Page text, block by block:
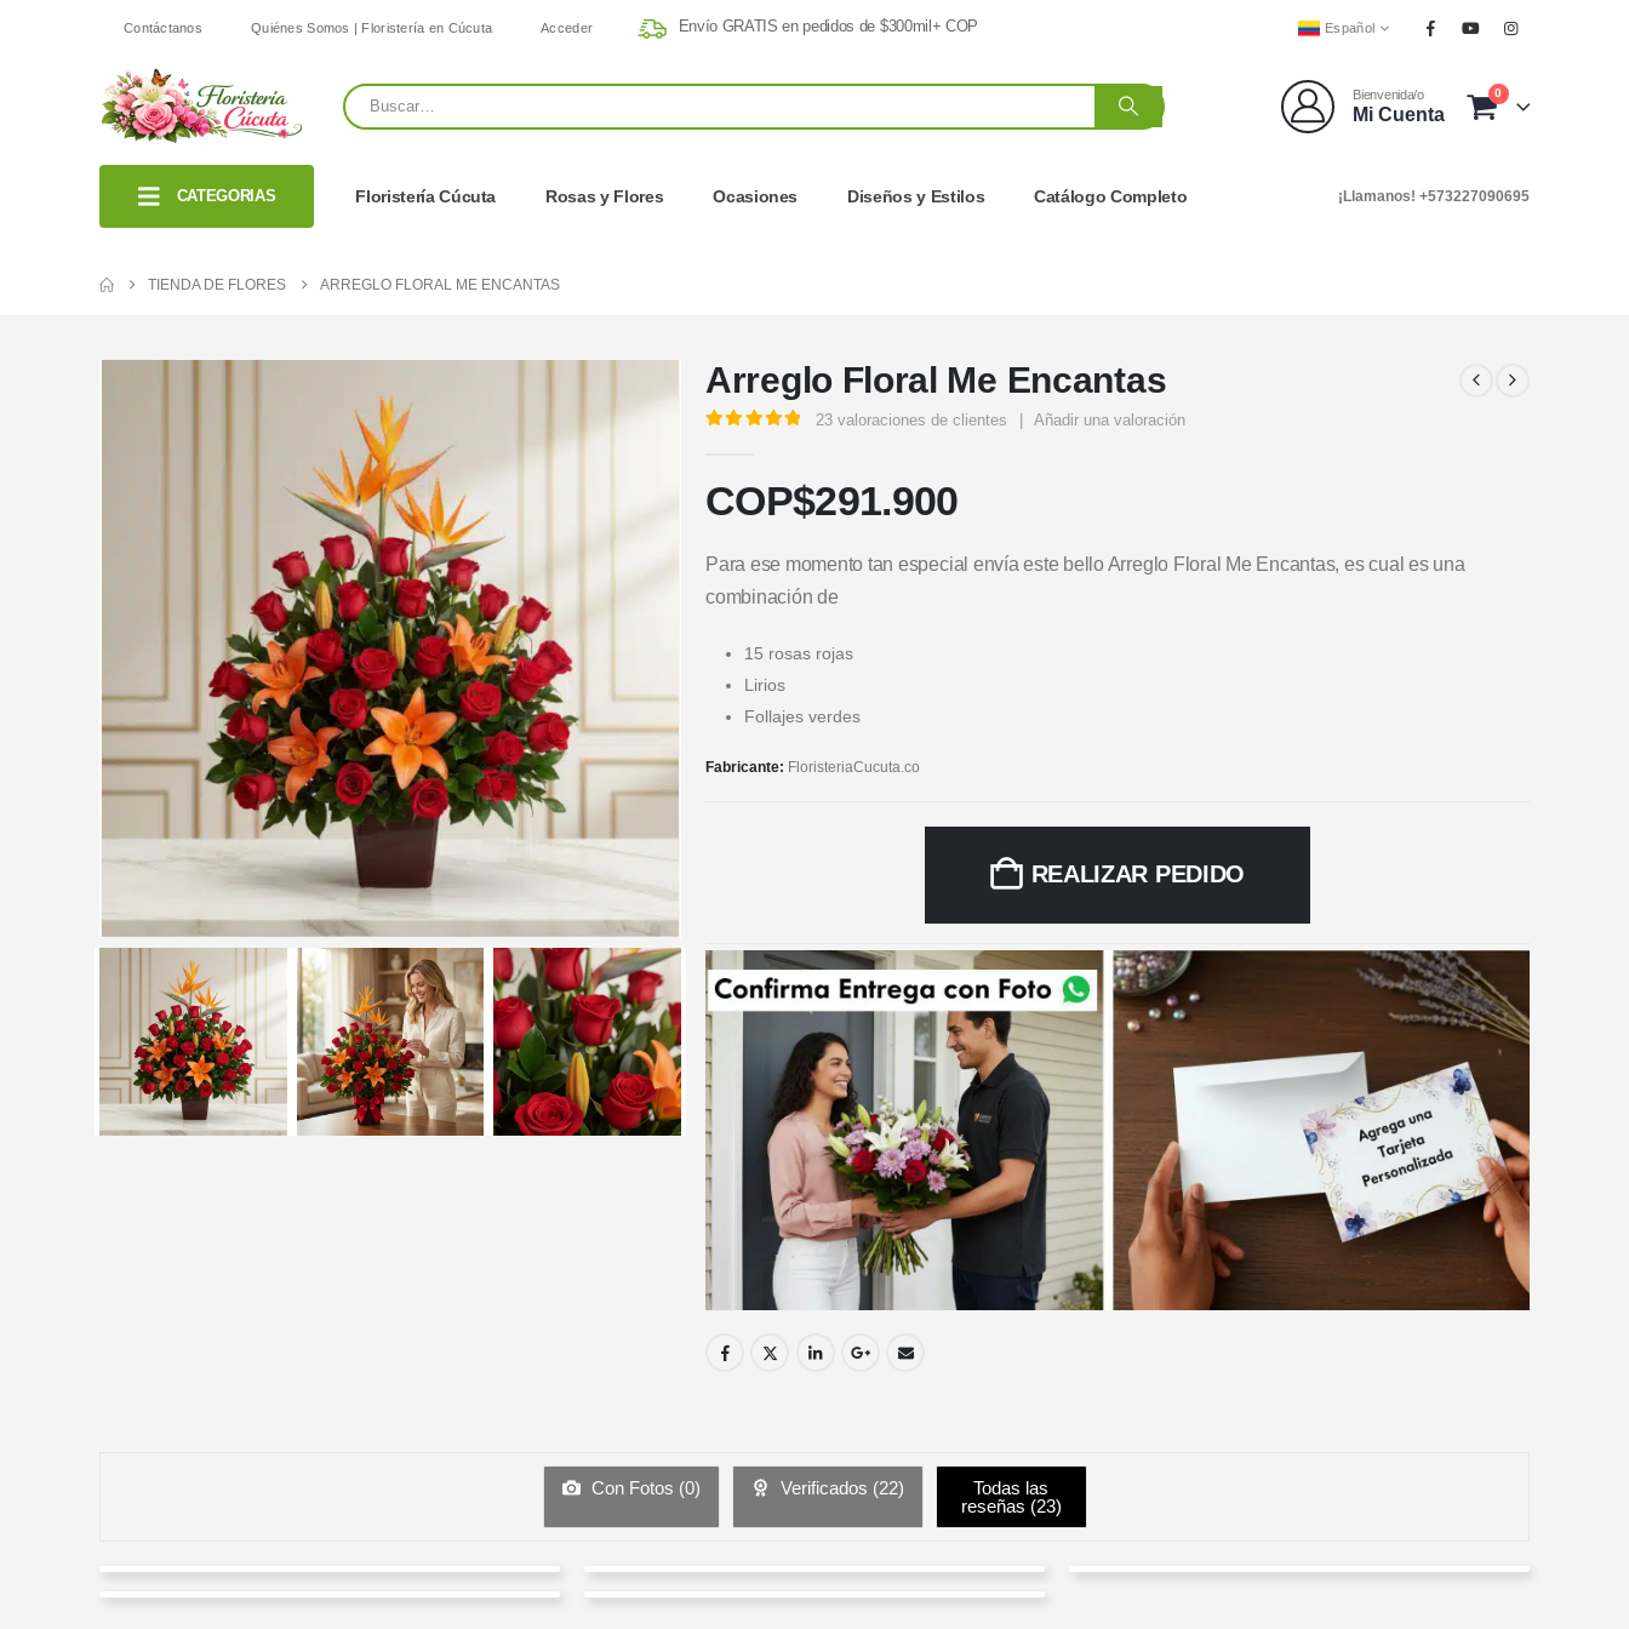
Contáctanos Quiénes Somos | Floristería en Cúcuta Acceder Envío GRATIS en pedidos de $300mil+ COP Español
Bienvenida/o
Mi Cuenta
0
CATEGORIAS Floristería Cúcuta Rosas y Flores Ocasiones Diseños y Estilos Catálogo Completo ¡Llamanos! +573227090695
TIENDA DE FLORES ARREGLO FLORAL ME ENCANTAS
Arreglo Floral Me Encantas
23 valoraciones de clientes Añadir una valoración
COP$291.900
Para ese momento tan especial envía este bello Arreglo Floral Me Encantas, es cual es una
combinación de
15 rosas rojas
Lirios
Follajes verdes
Fabricante: FloristeriaCucuta.co
REALIZAR PEDIDO
Con Fotos (0) Verificados (22)
Todas las
reseñas (23)